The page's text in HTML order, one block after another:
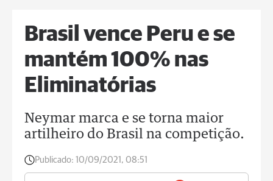
Brasil vence Peru e se
mantém 100% nas
Eliminatórias
Neymar marca e se torna maior
artilheiro do Brasil na competição.
Publicado: 10/09/2021, 08:51